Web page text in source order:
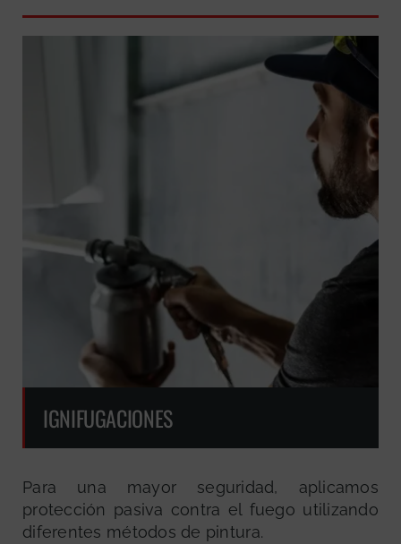
IGNIFUGACIONES
Para una mayor seguridad, aplicamos
protección pasiva contra el fuego utilizando
diferentes métodos de pintura.